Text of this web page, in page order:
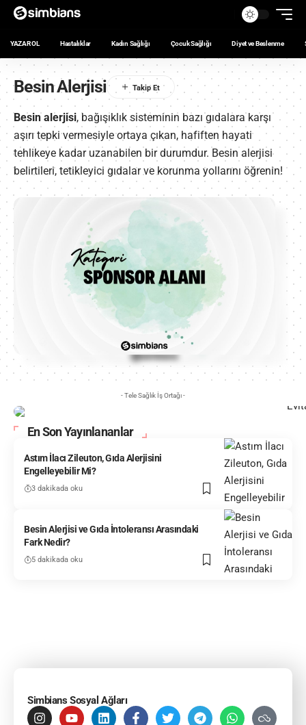
YAZAR OL Hastalıklar Kadın Sağlığı Çocuk Sağlığı Diyet ve Beslenme
Besin Alerjisi
Besin alerjisi, bağışıklık sisteminin bazı gıdalara karşı
aşırı tepki vermesiyle ortaya çıkan, hafiften hayati
tehlikeye kadar uzanabilen bir durumdur. Besin alerjisi
belirtileri, tetikleyici gıdalar ve korunma yollarını öğrenin!
- Tele Sağlık İş Ortağı -
En Son Yayınlananlar
Astım İlacı Zileuton, Gıda Alerjisini
Engelleyebilir Mi?
3 dakikada oku
Besin Alerjisi ve Gıda İntoleransı Arasındaki
Fark Nedir?
5 dakikada oku
Simbians Sosyal Ağları